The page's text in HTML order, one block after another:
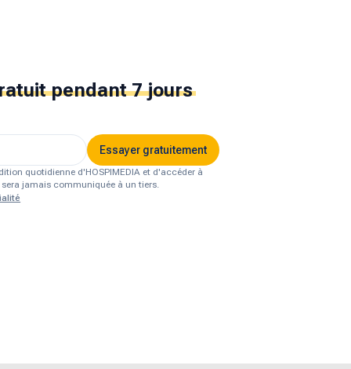
pendant 7 jours
Essayer gratuitement
quotidienne d'HOSPIMEDIA et d'accéder à
jamais communiquée à un tiers.